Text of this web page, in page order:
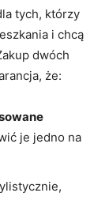
tych, którzy
i chcą
dwóch
że:
je jedno na